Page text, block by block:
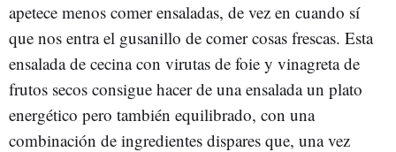
apetece menos comer ensaladas, de vez en cuando sí
que nos entra el gusanillo de comer cosas frescas. Esta
ensalada de cecina con virutas de foie y vinagreta de
frutos secos consigue hacer de una ensalada un plato
energético pero también equilibrado, con una
combinación de ingredientes dispares que, una vez